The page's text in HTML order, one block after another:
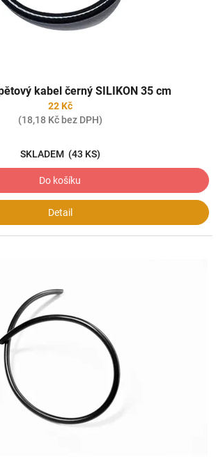
kabel černý SILIKON 35 cm
22 Kč
(18,18 Kč bez DPH)
SKLADEM (43 KS)
Do košíku
Detail